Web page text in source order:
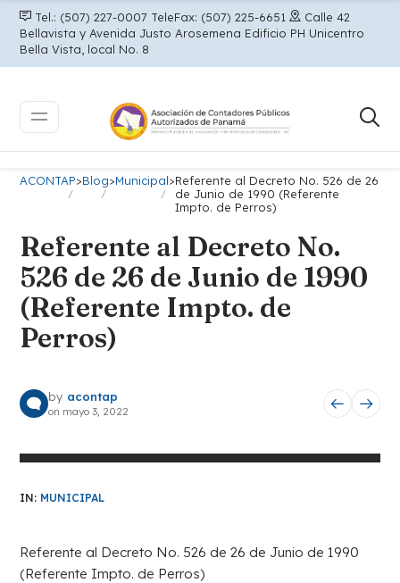
Tel.: (507) 227-0007 TeleFax: (507) 225-6651
Calle 42
Bellavista y Avenida Justo Arosemena Edificio PH Unicentro
Bella Vista, local No. 8
ACONTAP>Blog>Municipal>Referente al Decreto No. 526 de 26
de Junio de 1990 (Referente
Impto. de Perros)
Referente al Decreto No.
526 de 26 de Junio de 1990
(Referente Impto. de
Perros)
by acontap
on mayo 3, 2022
IN: MUNICIPAL
Referente al Decreto No. 526 de 26 de Junio de 1990
(Referente Impto. de Perros)